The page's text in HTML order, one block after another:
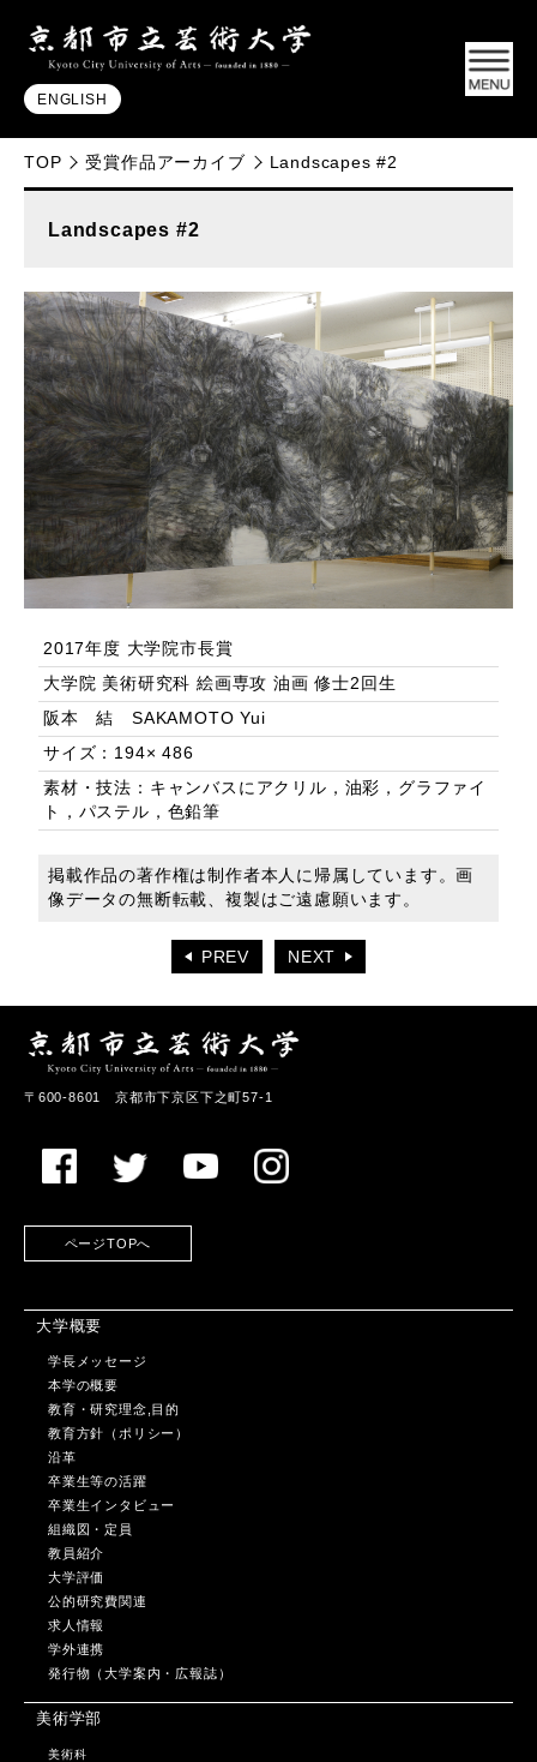
ENGLISH
TOP 受賞作品アーカイブ Landscapes #2
Landscapes #2
2017年度 大学院市長賞
大学院 美術研究科 絵画専攻 油画 修士2回生
阪本 結 SAKAMOTO Yui
サイズ：194× 486
素材・技法：キャンバスにアクリル，油彩，グラファイ
ト，パステル，色鉛筆
掲載作品の著作権は制作者本人に帰属しています。画
像データの無断転載、複製はご遠慮願います。
PREV NEXT
〒600-8601 京都市下京区下之町57-1
ページTOPへ
大学概要
学長メッセージ
本学の概要
教育・研究理念,目的
教育方針（ポリシー）
沿革
卒業生等の活躍
卒業生インタビュー
組織図・定員
教員紹介
大学評価
公的研究費関連
求人情報
学外連携
発行物（大学案内・広報誌）
美術学部
美術科